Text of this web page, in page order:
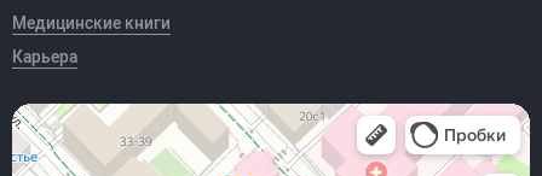
Медицинские книги
Карьера